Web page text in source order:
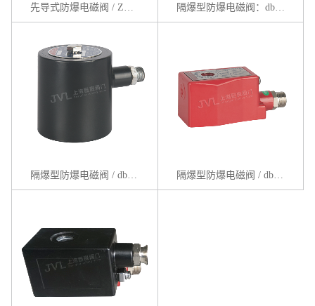
先导式防爆电磁阀 / ZBSF系列 隔爆型防爆电磁阀：db IIBT4系列
隔爆型防爆电磁阀 / db IICT6系列